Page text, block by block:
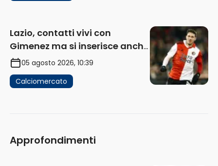
Lazio, contatti vivi con
Gimenez ma si inserisce anche
il Porto. Sullo sfondo Ivanovic e
Pinamonti
05 agosto 2026, 10:39
Calciomercato
Approfondimenti